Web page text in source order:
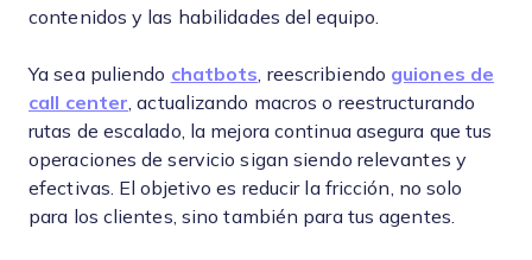
contenidos y las habilidades del equipo.
Ya sea puliendo chatbots , reescribiendo guiones de
call center , actualizando macros o reestructurando
rutas de escalado, la mejora continua asegura que tus
operaciones de servicio sigan siendo relevantes y
efectivas. El objetivo es reducir la fricción, no solo
para los clientes, sino también para tus agentes.